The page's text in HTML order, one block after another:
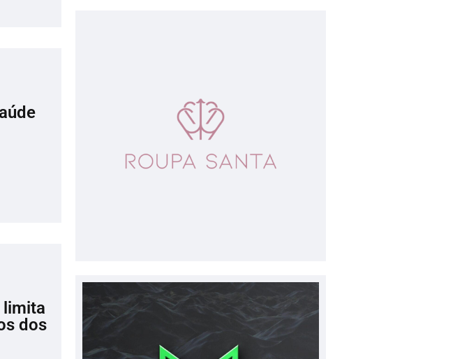
limita
dos